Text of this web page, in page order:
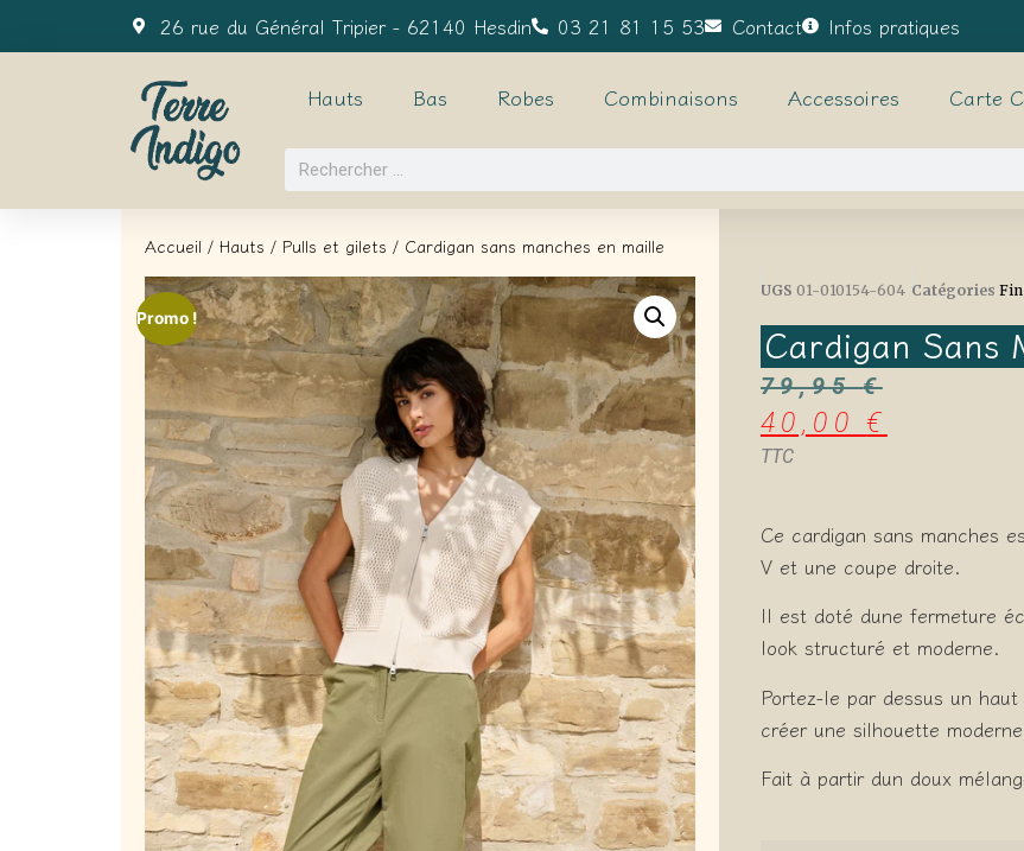
26 rue du Général Tripier - 62140 Hesdin 03 21 81 15 53 Contact Infos pratiques
Hauts Bas Robes Combinaisons Accessoires Carte
Accueil / Hauts / Pulls et gilets / Cardigan sans manches en maille
Promo !
UGS 01-010154-604 Catégories
Cardigan Sans
79,95€
40,00€
TTC
Ce cardigan sans manches
V et une coupe droite.
Il est doté dune fermeture
look structuré et moderne.
Portez-le par dessus un
créer une silhouette
Fait à partir dun doux